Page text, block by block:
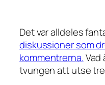
Det var alldeles
diskussioner som
kommentrerna.Vad
tvungen att utse